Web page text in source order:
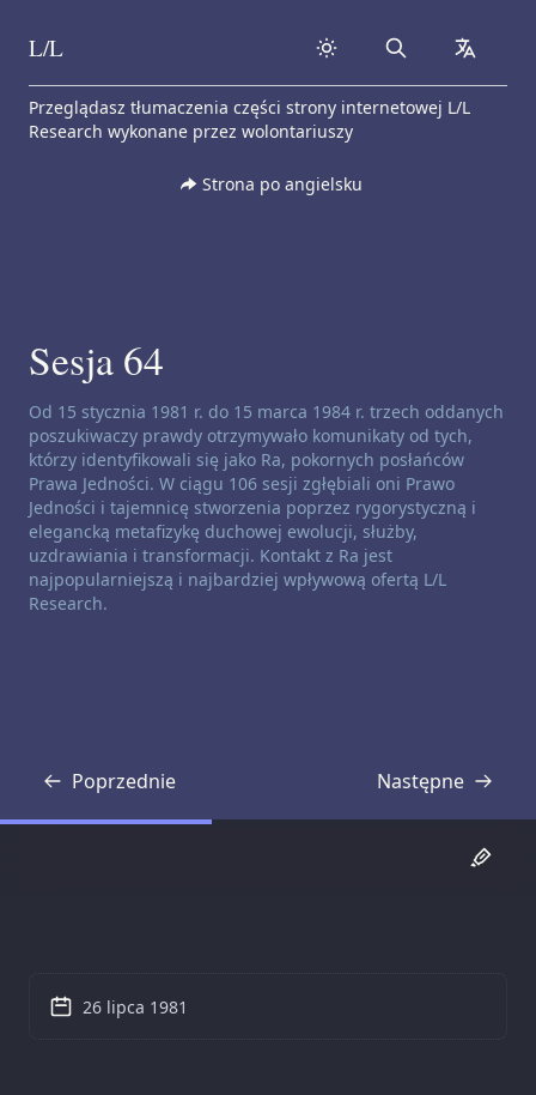
Skip to content
L/L Search
Przeglądasz tłumaczenia części strony internetowej L/L
Research wykonane przez wolontariuszy
Strona po angielsku
Sesja 64
Zastrzeżenie dotyczące kanałów:
Od 15 stycznia 1981 r. do 15 marca 1984 r. trzech oddanych
poszukiwaczy prawdy otrzymywało komunikaty od tych,
którzy identyfikowali się jako Ra, pokornych posłańców
Prawa Jedności. W ciągu 106 sesji zgłębiali oni Prawo
Jedności i tajemnicę stworzenia poprzez rygorystyczną i
elegancką metafizykę duchowej ewolucji, służby,
uzdrawiania i transformacji. Kontakt z Ra jest
najpopularniejszą i najbardziej wpływową ofertą L/L
Research.
Poprzednie
Transkrypcja Następne
Transkrypcja
26 lipca 1981